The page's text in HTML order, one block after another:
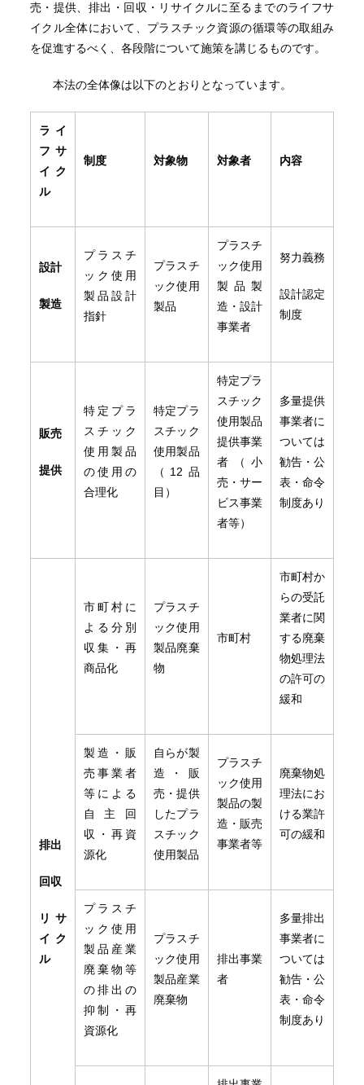
売・提供、排出・回収・リサイクルに至るまでのライフサ
イクル全体において、プラスチック資源の循環等の取組み
を促進するべく、各段階について施策を講じるものです。
本法の全体像は以下のとおりとなっています。
ライ
フサ
イク
ル
制度 対象物 対象者 内容
設計
製造
プラスチ
ック使用
製品設計
指針
プラスチ
ック使用
製品
プラスチ
ック使用
製品製
造・設計
事業者
努力義務
設計認定
制度
販売
提供
特定プラ
スチック
使用製品
の使用の
合理化
特定プラ
スチック
使用製品
（12品
目）
特定プラ
スチック
使用製品
提供事業
者（小
売・サー
ビス事業
者等）
多量提供
事業者に
ついては
勧告・公
表・命令
制度あり
排出
回収
リサ
イク
ル
市町村に
よる分別
収集・再
商品化
プラスチ
ック使用
製品廃棄
物
市町村
市町村か
らの受託
業者に関
する廃棄
物処理法
の許可の
緩和
製造・販
売事業者
等による
自主回
収・再資
源化
自らが製
造・販
売・提供
したプラ
スチック
使用製品
プラスチ
ック使用
製品の製
造・販売
事業者等
廃棄物処
理法にお
ける業許
可の緩和
プラスチ
ック使用
製品産業
廃棄物等
の排出の
抑制・再
資源化
プラスチ
ック使用
製品産業
廃棄物
排出事業
者
多量排出
事業者に
ついては
勧告・公
表・命令
制度あり